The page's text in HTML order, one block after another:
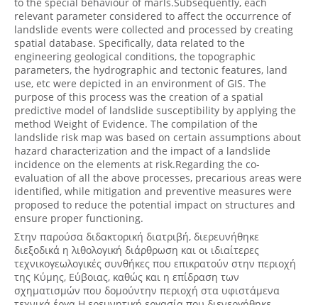
relevant parameter considered to affect the occurrence of
landslide events were collected and processed by creating
spatial database. Specifically, data related to the
engineering geological conditions, the topographic
parameters, the hydrographic and tectonic features, land
use, etc were depicted in an environment of GIS. The
purpose of this process was the creation of a spatial
predictive model of landslide susceptibility by applying the
method Weight of Evidence. The compilation of the
landslide risk map was based on certain assumptions about
hazard characterization and the impact of a landslide
incidence on the elements at risk.Regarding the co-
evaluation of all the above processes, precarious areas were
identified, while mitigation and preventive measures were
proposed to reduce the potential impact on structures and
ensure proper functioning.
Στην παρούσα διδακτορική διατριβή, διερευνήθηκε
διεξοδικά η λιθολογική διάρθρωση και οι ιδιαίτερες
τεχνικογεωλογικές συνθήκες που επικρατούν στην περιοχή
της Κύμης, Εύβοιας, καθώς και η επίδραση των
σχηματισμών που δομούντην περιοχή στα υφιστάμενα